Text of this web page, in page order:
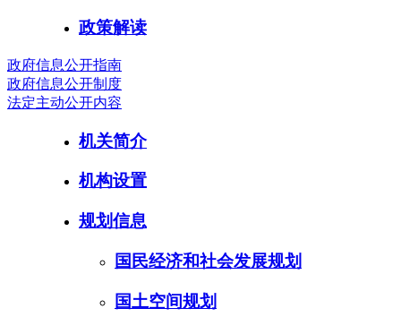
政策解读
政府信息公开指南
政府信息公开制度
法定主动公开内容
机关简介
机构设置
规划信息
国民经济和社会发展规划
国土空间规划